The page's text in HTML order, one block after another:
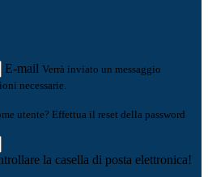
E-mail Verrà inviato un messaggio
necessarie.
utente? Effettua il reset della password
la casella di posta elettronica!